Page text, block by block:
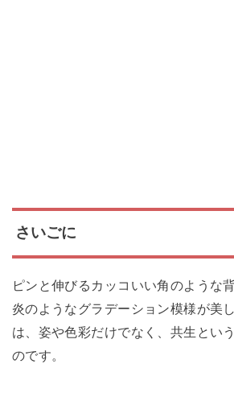
さいごに
ピンと伸びるカッコいい角のような
炎のようなグラデーション模様が美
は、姿や色彩だけでなく、共生とい
のです。